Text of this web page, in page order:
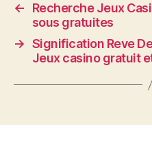
←
Recherche Jeux
sous gratuites
→ Signification Reve
Jeux casino gratuit